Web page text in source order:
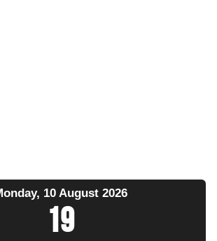
10 August 2026
19